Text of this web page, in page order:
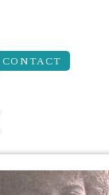
CONTACT